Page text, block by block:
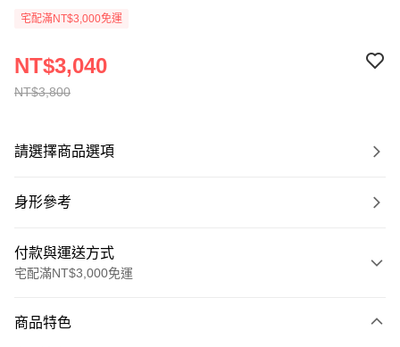
宅配滿NT$3,000免運
NT$3,800
NT$3,040
請選擇商品選項
身形參考
付款與運送方式
宅配滿NT$3,000免運
信用卡一次付款
商品特色